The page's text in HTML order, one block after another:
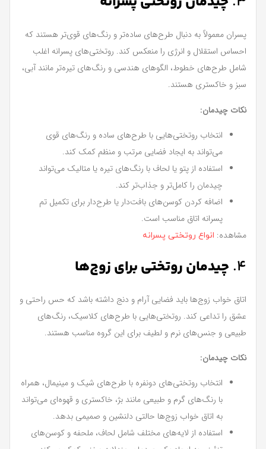
پسران معمولاً به دنبال طرح‌های ساده‌تر و رنگ‌های قوی‌تر هستند که
احساس استقلال و انرژی را منعکس کند. روتختی‌های پسرانه اغلب
شامل طرح‌های خطوط، الگوهای هندسی و رنگ‌های تیره‌تر مانند آبی،
سبز و خاکستری هستند.
نکات چیدمان:
انتخاب روتختی‌هایی با طرح‌های ساده و رنگ‌های قوی
می‌تواند به ایجاد فضایی مرتب و منظم کمک کند.
استفاده از پتو یا لحاف با رنگ‌های تیره یا متالیک می‌تواند
چیدمان را کامل‌تر و جذاب‌تر کند.
اضافه کردن کوسن‌های بافت‌دار یا طرح‌دار برای تکمیل تم
پسرانه اتاق مناسب است.
مشاهده: انواع روتختی پسرانه
4. چیدمان روتختی برای زوج‌ها
اتاق خواب زوج‌ها باید فضایی آرام و دنج داشته باشد که حس راحتی و
عشق را تداعی کند. روتختی‌هایی با طرح‌های کلاسیک، رنگ‌های
طبیعی و جنس‌های نرم و لطیف برای این گروه مناسب هستند.
نکات چیدمان:
انتخاب روتختی‌های دونفره با طرح‌های شیک و مینیمال، همراه
با رنگ‌های گرم و طبیعی مانند بژ، خاکستری و قهوه‌ای می‌تواند
به اتاق خواب زوج‌ها حالتی دلنشین و صمیمی بدهد.
استفاده از لایه‌های مختلف شامل لحاف، ملحفه و کوسن‌های